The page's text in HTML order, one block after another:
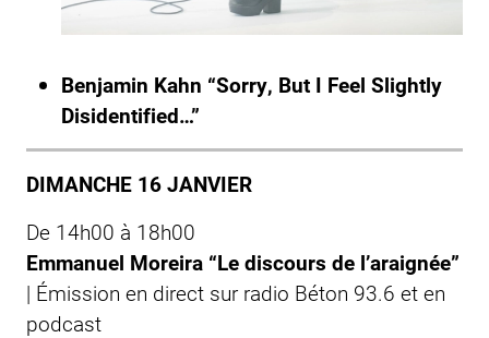
Benjamin Kahn “Sorry, But I Feel Slightly
Disidentified…”
DIMANCHE 16 JANVIER
De 14h00 à 18h00
Emmanuel Moreira “Le discours de l’araignée”
| Émission en direct sur radio Béton 93.6 et en
podcast